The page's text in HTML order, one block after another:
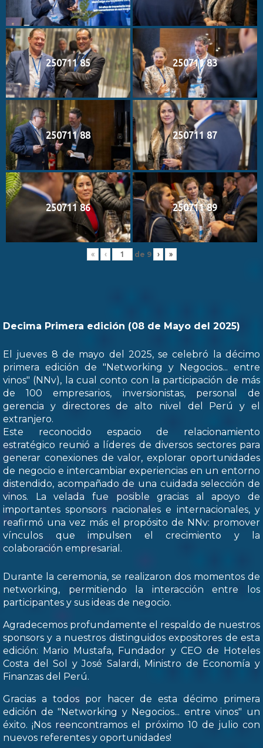
250711 85 250711 83
250711 88 250711 87
250711 86 250711 89
« ‹ de 9 › »
Decima Primera edición (08 de Mayo del 2025)
El jueves 8 de mayo del 2025, se celebró la décimo
primera edición de "Networking y Negocios... entre
vinos" (NNv), la cual conto con la participación de más
de 100 empresarios, inversionistas, personal de
gerencia y directores de alto nivel del Perú y el
extranjero.
Este reconocido espacio de relacionamiento
estratégico reunió a líderes de diversos sectores para
generar conexiones de valor, explorar oportunidades
de negocio e intercambiar experiencias en un entorno
distendido, acompañado de una cuidada selección de
vinos. La velada fue posible gracias al apoyo de
importantes sponsors nacionales e internacionales, y
reafirmó una vez más el propósito de NNv: promover
vínculos que impulsen el crecimiento y la
colaboración empresarial.
Durante la ceremonia, se realizaron dos momentos de
networking, permitiendo la interacción entre los
participantes y sus ideas de negocio.
Agradecemos profundamente el respaldo de nuestros
sponsors y a nuestros distinguidos expositores de esta
edición: Mario Mustafa, Fundador y CEO de Hoteles
Costa del Sol y José Salardi, Ministro de Economía y
Finanzas del Perú.
Gracias a todos por hacer de esta décimo primera
edición de "Networking y Negocios... entre vinos" un
éxito. ¡Nos reencontramos el próximo 10 de julio con
nuevos referentes y oportunidades!